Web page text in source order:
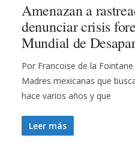
Amenazan a
denunciar crisis
Mundial de
Por Francoise de la
Madres mexicanas que
hace varios años y que
Leer más